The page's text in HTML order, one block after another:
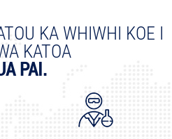
KA WHIWHI KOE I
KATOA
PAI.